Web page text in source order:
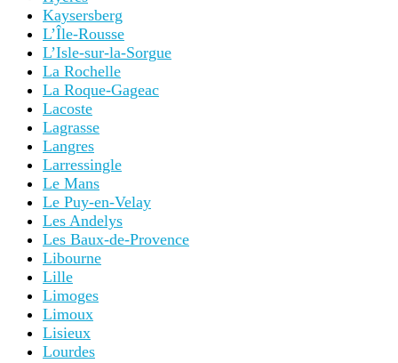
Kaysersberg
L’Île-Rousse
L’Isle-sur-la-Sorgue
La Rochelle
La Roque-Gageac
Lacoste
Lagrasse
Langres
Larressingle
Le Mans
Le Puy-en-Velay
Les Andelys
Les Baux-de-Provence
Libourne
Lille
Limoges
Limoux
Lisieux
Lourdes